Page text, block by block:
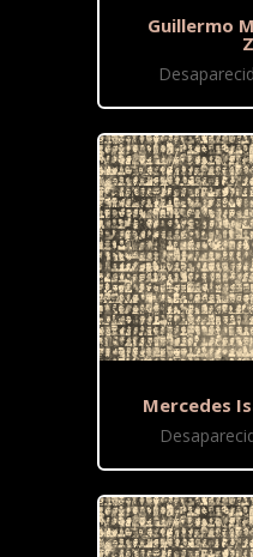
Guillermo
Mercedes